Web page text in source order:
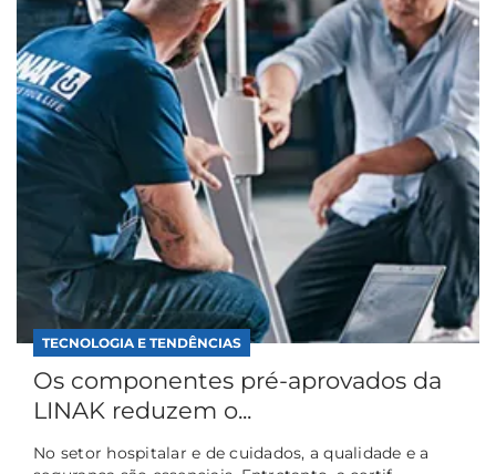
TECNOLOGIA E TENDÊNCIAS
Os componentes pré-aprovados da
LINAK reduzem o...
No setor hospitalar e de cuidados, a qualidade e a